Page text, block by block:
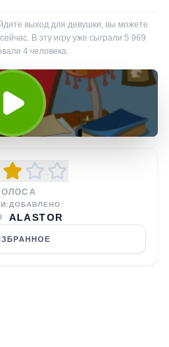
выход для девушки, вы можете
В эту игру уже сыграли 5 969
4 человека.
ДОБАВЛЕНО:
ALASTOR